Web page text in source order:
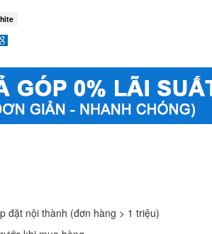
đặt nội thành (đơn hàng > 1 triệu)